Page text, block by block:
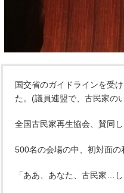
国交省のガイドラインを受
た。(議員連盟で、古民家の
全国古民家再生協会、賛同
500名の会場の中、初対面の
「ああ、あなた、古民家…